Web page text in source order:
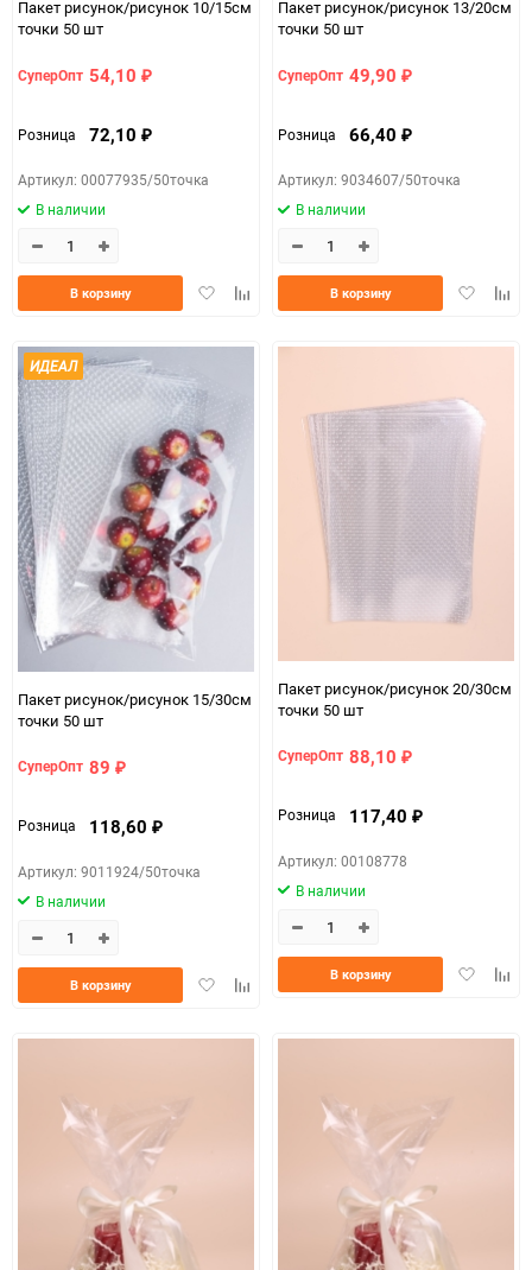
Пакет рисунок/рисунок 10/15см
точки 50 шт
СуперОпт 54,10 ₽
Розница 72,10 ₽
Артикул: 00077935/50точка
В наличии
ДобавитьДобавить
В корзину
Пакет рисунок/рисунок 13/20см
точки 50 шт
СуперОпт 49,90 ₽
Розница 66,40 ₽
Артикул: 9034607/50точка
В наличии
Добавить
В корзину
ИДЕАЛ
Пакет рисунок/рисунок 15/30см
точки 50 шт
СуперОпт 89 ₽
Розница 118,60 ₽
Артикул: 9011924/50точка
В наличии
ДобавитьДобавить
В корзину
Пакет рисунок/рисунок 20/30см
точки 50 шт
СуперОпт 88,10 ₽
Розница 117,40 ₽
Артикул: 00108778
В наличии
Добавить
В корзину